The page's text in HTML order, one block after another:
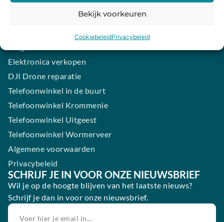
Bekijk voorkeuren
CookiebeleidPrivacybeleid
iPhone laten maken
Samsung smartphone laten maken
Elektronica verkopen
DJI Drone reparatie
Telefoonwinkel in de buurt
Telefoonwinkel Krommenie
Telefoonwinkel Uitgeest
Telefoonwinkel Wormerveer
Algemene voorwaarden
Privacybeleid
SCHRIJF JE IN VOOR ONZE NIEUWSBRIEF
Wil je op de hoogte blijven van het laatste nieuws?
Schrijf je dan in voor onze nieuwsbrief.